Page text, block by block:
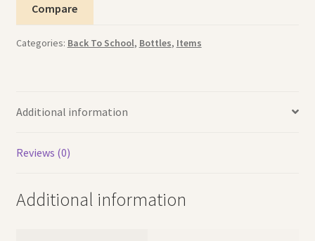
Compare
Categories: Back To School, Bottles, Items
Additional information
Reviews (0)
Additional information